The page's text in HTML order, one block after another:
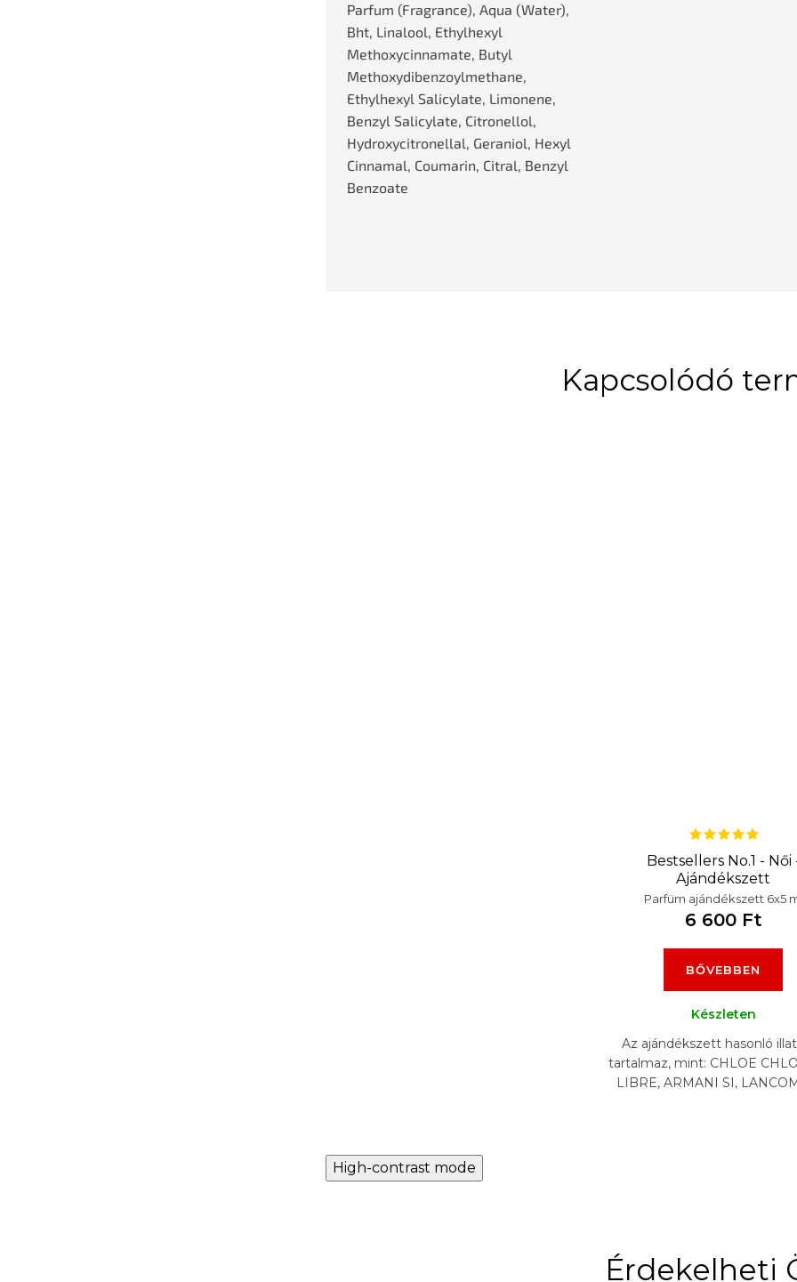
Parfum (Fragrance), Aqua (Water),
Bht, Linalool, Ethylhexyl
Methoxycinnamate, Butyl
Methoxydibenzoylmethane,
Ethylhexyl Salicylate, Limonene,
Benzyl Salicylate, Citronellol,
Hydroxycitronellal, Geraniol, Hexyl
Cinnamal, Coumarin, Citral, Benzyl
Benzoate
Kapcsolódó
Bestsellers No.1 - Női
Ajándékszett
Parfüm ajándékszett 6x5
6 600 Ft
BŐVEBBEN
Készleten
Az ajándékszett hasonló
tartalmaz, mint: CHLOE
LIBRE, ARMANI SI,
High-contrast mode
Érdekelheti